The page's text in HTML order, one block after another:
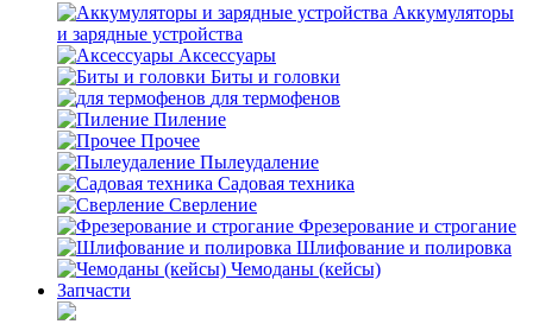
Аккумуляторы
и зарядные устройства
Аксессуары
Биты и головки
для термофенов
Пиление
Прочее
Пылеудаление
Садовая техника
Сверление
Фрезерование и строгание
Шлифование и полировка
Чемоданы (кейсы)
Запчасти